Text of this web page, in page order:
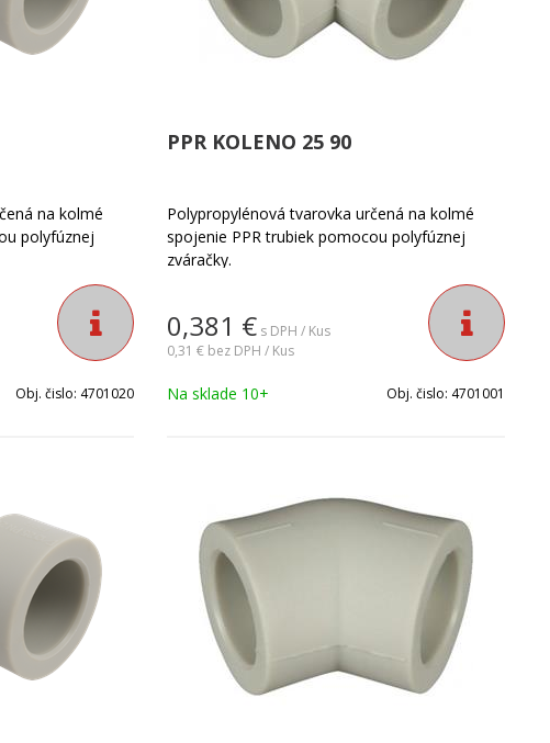
na kolmé
polyfúznej
Obj. čislo: 4701020
PPR KOLENO 25 90
Polypropylénová tvarovka určená na kolmé
spojenie PPR trubiek pomocou polyfúznej
zváračky.
0,381 € s DPH / Kus
0,31 € bez DPH / Kus
Na sklade 10+ Obj. čislo: 4701001